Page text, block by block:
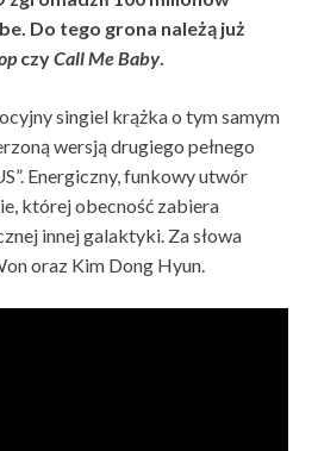
Do tego grona należą już
czyCall Me Baby.
singiel krążka o tym samym
wersją drugiego pełnego
Energiczny, funkowy utwór
której obecność zabiera
innej galaktyki. Za słowa
oraz Kim Dong Hyun.